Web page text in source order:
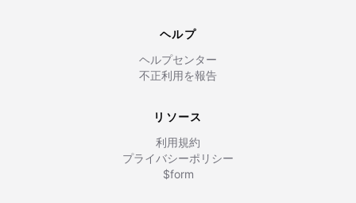
ヘルプ
ヘルプセンター
不正利用を報告
リソース
利用規約
プライバシーポリシー
$form